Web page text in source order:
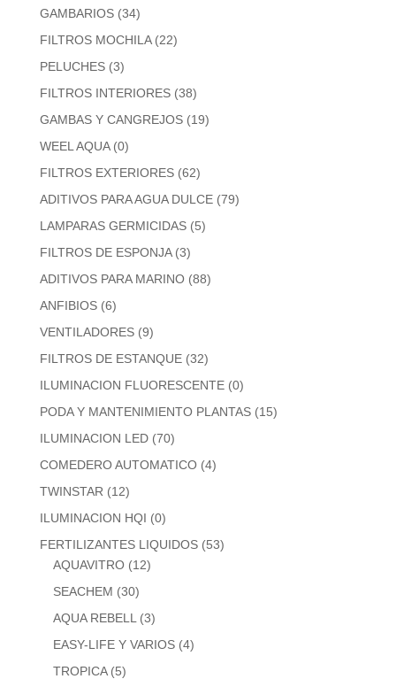
GAMBARIOS (34)
FILTROS MOCHILA (22)
PELUCHES (3)
FILTROS INTERIORES (38)
GAMBAS Y CANGREJOS (19)
WEEL AQUA (0)
FILTROS EXTERIORES (62)
ADITIVOS PARA AGUA DULCE (79)
LAMPARAS GERMICIDAS (5)
FILTROS DE ESPONJA (3)
ADITIVOS PARA MARINO (88)
ANFIBIOS (6)
VENTILADORES (9)
FILTROS DE ESTANQUE (32)
ILUMINACION FLUORESCENTE (0)
PODA Y MANTENIMIENTO PLANTAS (15)
ILUMINACION LED (70)
COMEDERO AUTOMATICO (4)
TWINSTAR (12)
ILUMINACION HQI (0)
FERTILIZANTES LIQUIDOS (53)
AQUAVITRO (12)
SEACHEM (30)
AQUA REBELL (3)
EASY-LIFE Y VARIOS (4)
TROPICA (5)